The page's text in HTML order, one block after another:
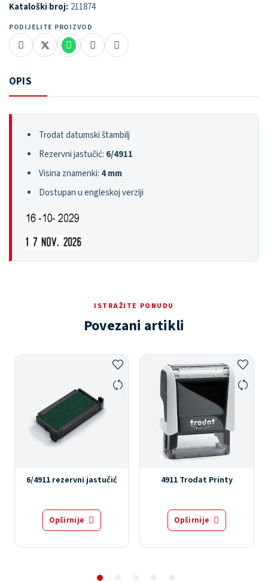
Kataloški broj: 211874
PODIJELITE PROIZVOD
OPIS
Trodat datumski štambilj
Rezervni jastučić: 6/4911
Visina znamenki: 4 mm
Dostupan u engleskoj verziji
ISTRAŽITE PONUDU
Povezani artikli
6/4911 rezervni jastučić
Opširnije
4911 Trodat Printy
Opširnije